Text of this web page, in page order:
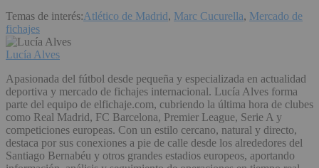
Temas de interés:Atlético de Madrid, Marc Cucurella, Mercado de
fichajes
Lucía Alves
Apasionada del fútbol desde pequeña y especializada en actualidad
deportiva y mercado de fichajes internacional. Lucía Alves forma
parte del equipo de elfichaje.com, cubriendo la última hora de clubes
como Real Madrid, FC Barcelona, Premier League, Serie A y
competiciones europeas. Con un estilo cercano, natural y directo,
destaca por sus conexiones a pie de calle desde los alrededores del
Santiago Bernabéu y otros grandes estadios europeos, aportando